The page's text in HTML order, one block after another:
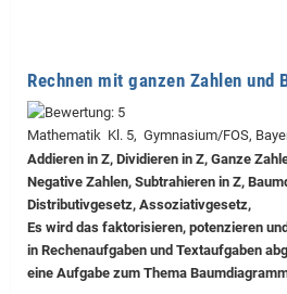
Rechnen mit ganzen Zahlen und
Mathematik Kl. 5, Gymnasium/FOS,
Addieren in Z, Dividieren in Z, Ganze
Negative Zahlen, Subtrahieren in Z,
Distributivgesetz, Assoziativgesetz,
Es wird das faktorisieren, potenzieren
in Rechenaufgaben und Textaufgaben
eine Aufgabe zum Thema